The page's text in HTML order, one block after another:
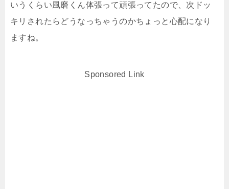
いうくらい風磨くん体張って頑張ってたので、次ドッ
キリされたらどうなっちゃうのかちょっと心配になり
ますね。
Sponsored Link